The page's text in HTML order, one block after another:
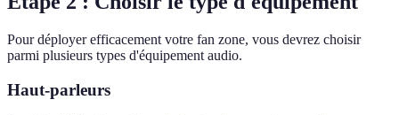
Pour déployer efficacement votre fan zone, vous devrez choisir
parmi plusieurs types d'équipement audio.
Haut-parleurs